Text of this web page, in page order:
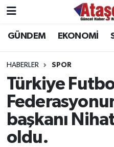
GÜNDEM EKONOMİ
HABERLER SPOR
Türkiye
başkanı
oldu.
Hava Durumu
Trafik Durumu
Süper Lig Puan
Tüm Manşetler
Son Dakika Haberleri